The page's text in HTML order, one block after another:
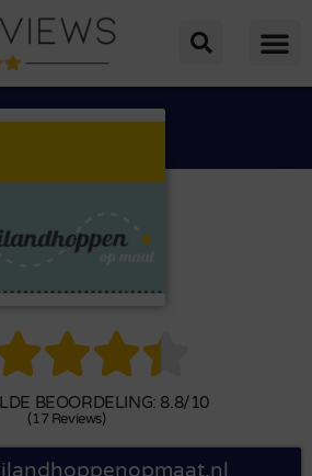

BEOORDELING: 8.8/10
(17 Reviews)